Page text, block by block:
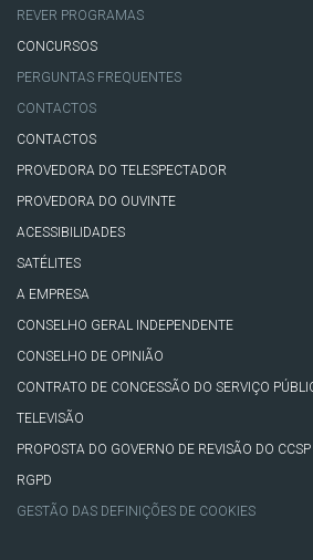
REVER PROGRAMAS
CONCURSOS
PERGUNTAS FREQUENTES
CONTACTOS
CONTACTOS
PROVEDORA DO TELESPECTADOR
PROVEDORA DO OUVINTE
ACESSIBILIDADES
SATÉLITES
A EMPRESA
CONSELHO GERAL INDEPENDENTE
CONSELHO DE OPINIÃO
CONTRATO DE CONCESSÃO DO SERVIÇO
TELEVISÃO
PROPOSTA DO GOVERNO DE REVISÃO DO CCSP
RGPD
GESTÃO DAS DEFINIÇÕES DE COOKIES